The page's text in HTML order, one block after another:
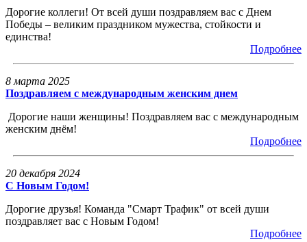
Дорогие коллеги! От всей души поздравляем вас с Днем
Победы – великим праздником мужества, стойкости и
единства!
Подробнее
8 марта 2025
Поздравляем с международным женским днем
Дорогие наши женщины! Поздравляем вас с международным
женским днём!
Подробнее
20 декабря 2024
С Новым Годом!
Дорогие друзья! Команда "Смарт Трафик" от всей души
поздравляет вас с Новым Годом!
Подробнее